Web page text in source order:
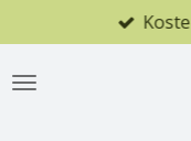
Hauptinhalt
springen